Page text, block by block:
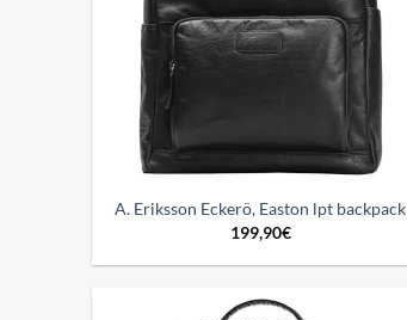
A. Eriksson Eckerö, Easton lpt backpack
199,90€